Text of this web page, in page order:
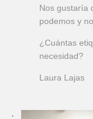
Nos gustaría
podemos y
¿Cuántas
necesidad?
Laura Lajas